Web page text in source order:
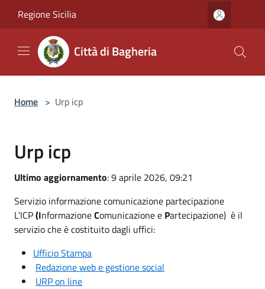
Regione Sicilia
Città di Bagheria
Home > Urp icp
Urp icp
Ultimo aggiornamento: 9 aprile 2026, 09:21
Servizio informazione comunicazione partecipazione
L’ICP(InformazioneComunicazione e Partecipazione) è il
servizio che è costituito dagli uffici:
Ufficio Stampa
Redazione web e gestione social
URP on line